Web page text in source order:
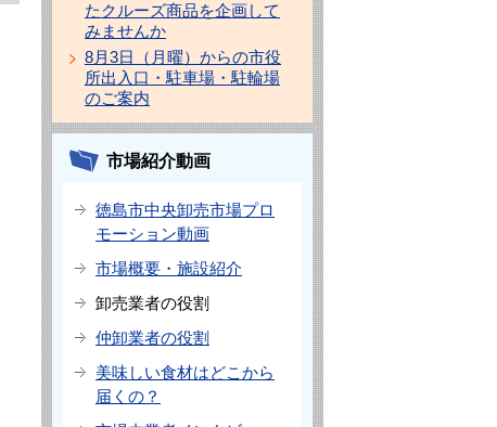
たクルーズ商品を企画して
みませんか
8月3日（月曜）からの市役
所出入口・駐車場・駐輪場
のご案内
市場紹介動画
徳島市中央卸売市場プロ
モーション動画
市場概要・施設紹介
卸売業者の役割
仲卸業者の役割
美味しい食材はどこから
届くの？